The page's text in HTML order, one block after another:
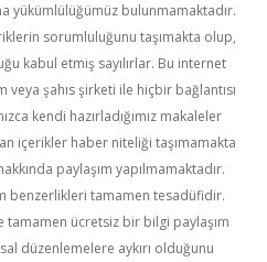
yükümlülüğümüz bulunmamaktadır.
sorumluluğunu taşımakta olup,
kabul etmiş sayılırlar. Bu internet
şahıs şirketi ile hiçbir bağlantısı
kendi hazırladığımız makaleler
içerikler haber niteliği taşımamakta
paylaşım yapılmamaktadır.
benzerlikleri tamamen tesadüfidir.
tamamen ücretsiz bir bilgi paylaşım
düzenlemelere aykırı olduğunu